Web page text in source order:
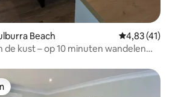
Beach Gemiddelde
4,83 (41)
de kust – op 10 minuten wandelen